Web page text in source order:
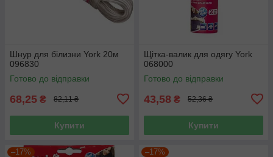
Шнур для білизни York 20м
096830
Готово до відправки
68,25 ₴ 82,11 ₴
Купити
Щітка-валик для одягу York
068000
Готово до відправки
43,58 ₴ 52,36 ₴
Купити
–17% –17%